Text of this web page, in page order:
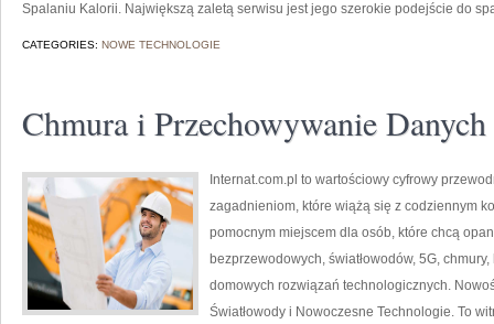
Spalaniu Kalorii. Największą zaletą serwisu jest jego szerokie podejście do
CATEGORIES: NOWE TECHNOLOGIE
Chmura i Przechowywanie Danych
Internat.com.pl to wartościowy cyfrowy
zagadnieniom, które wiążą się z codziennym
pomocnym miejscem dla osób, które chcą
bezprzewodowych, światłowodów, 5G,
domowych rozwiązań technologicznych.
Światłowody i Nowoczesne Technologie. To